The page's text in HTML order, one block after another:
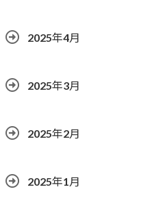
2025年4月
2025年3月
2025年2月
2025年1月